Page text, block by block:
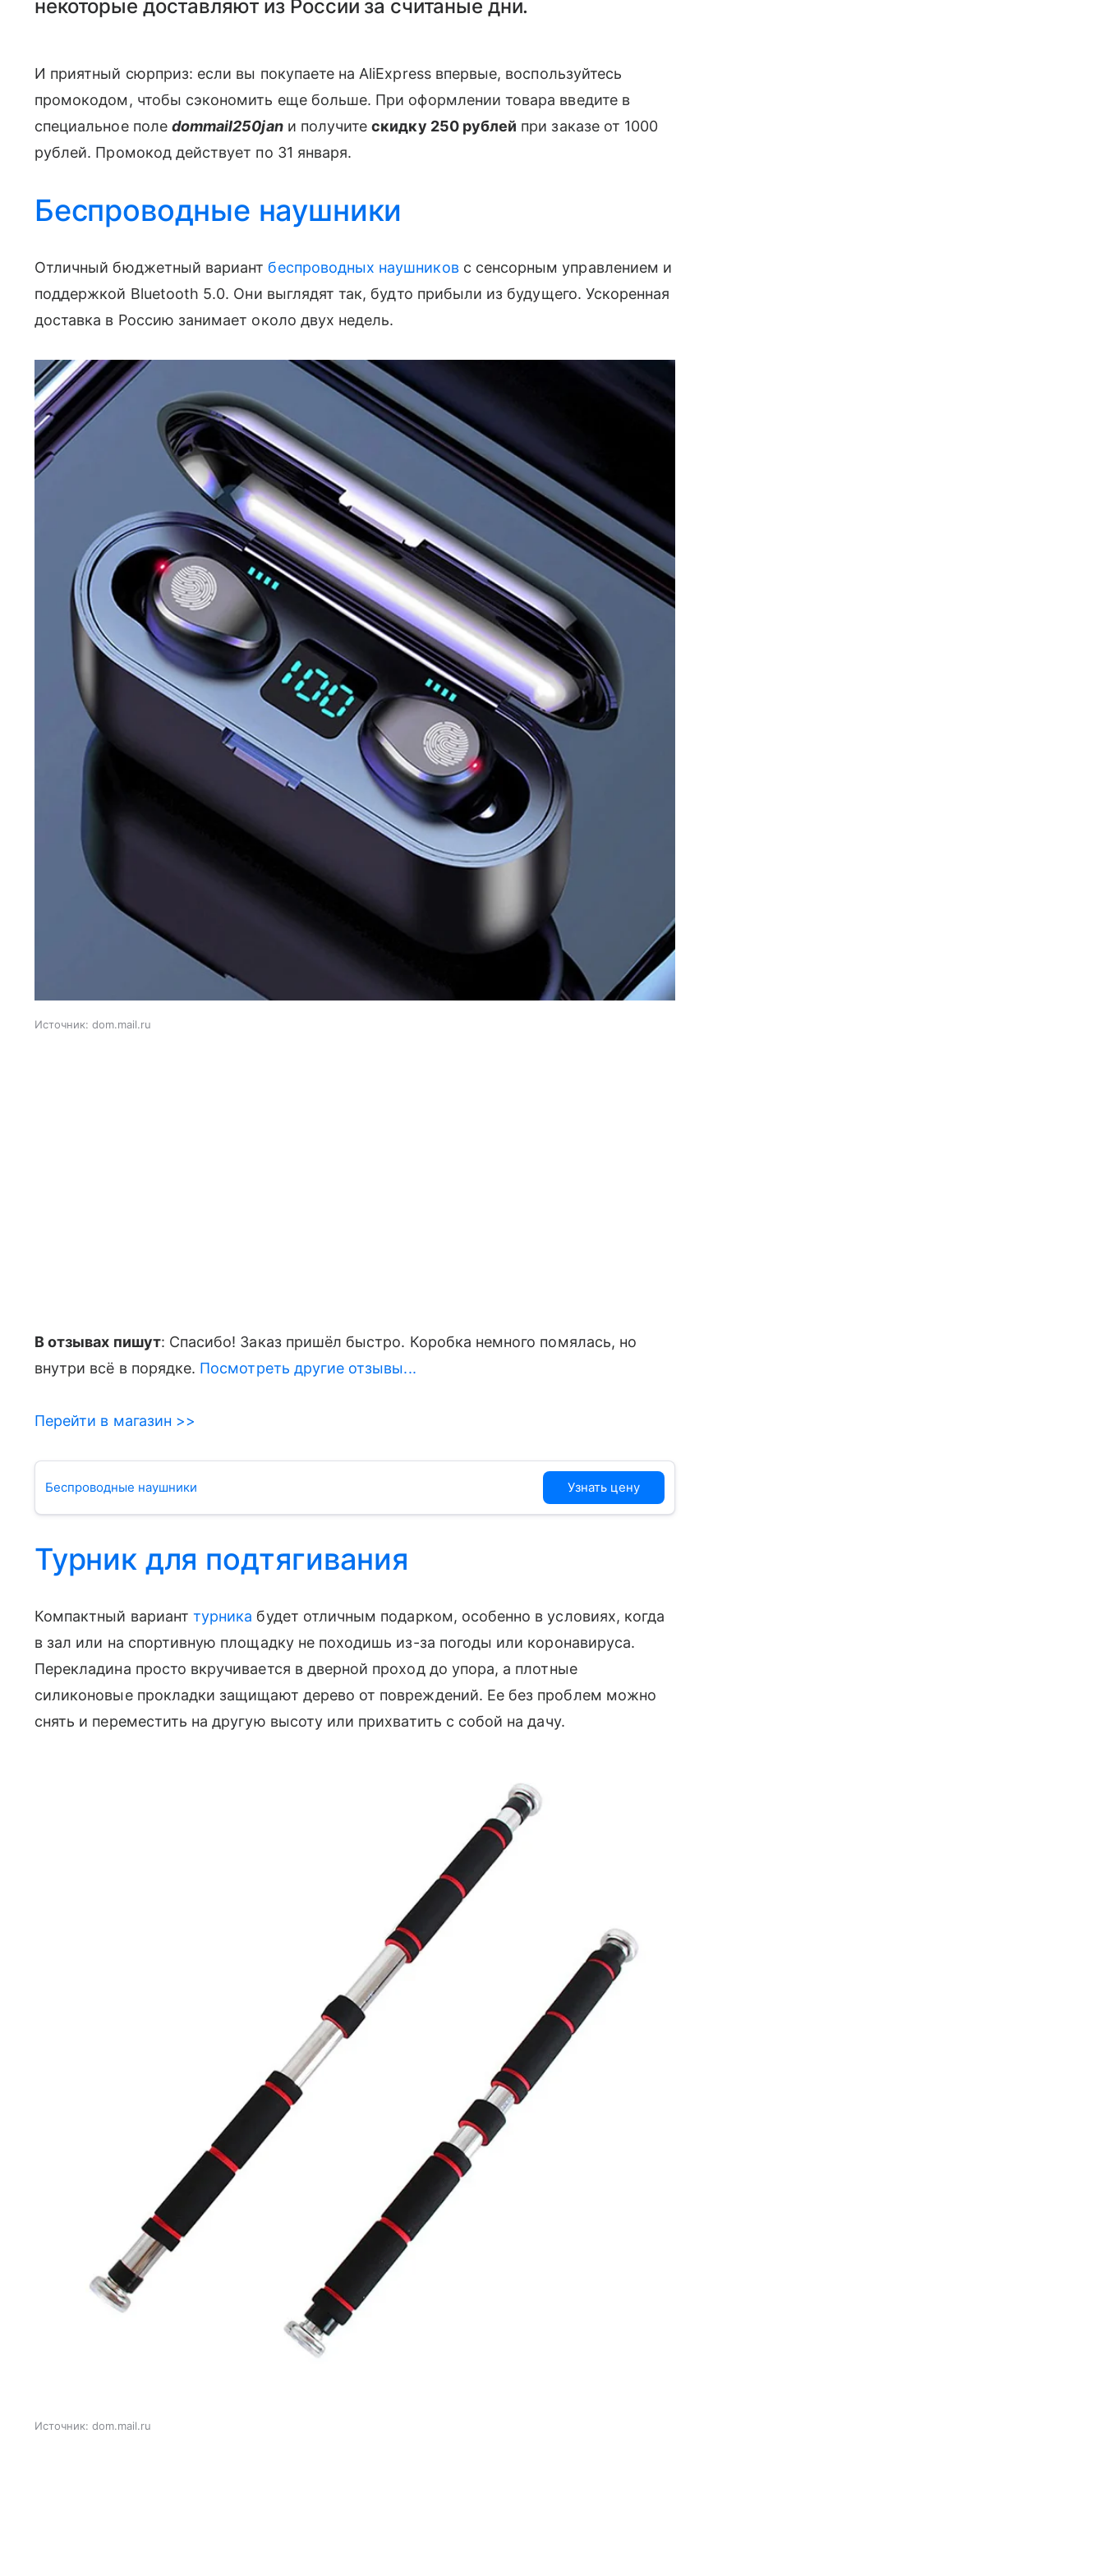
некоторые доставляют из России за считаные дни.
И приятный сюрприз: если вы покупаете на AliExpress впервые, воспользуйтесь
промокодом, чтобы сэкономить еще больше. При оформлении товара введите в
специальное поле dommail250janи получитескидку 250 рублей при заказе от 1000
рублей. Промокод действует по 31 января.
Беспроводные наушники
Отличный бюджетный вариант беспроводных наушниковс сенсорным управлением и
поддержкой Bluetooth 5.0. Они выглядят так, будто прибыли из будущего. Ускоренная
доставка в Россию занимает около двух недель.
Источник: dom.mail.ru
В отзывах пишут: Спасибо! Заказ пришёл быстро. Коробка немного помялась, но
внутри всё в порядке. Посмотреть другие отзывы...
Перейти в магазин >>
Беспроводные наушники Узнать цену
Турник для подтягивания
Компактный варианттурника будет отличным подарком, особенно в условиях, когда
в зал или на спортивную площадку не походишь из-за погоды или коронавируса.
Перекладина просто вкручивается в дверной проход до упора, а плотные
силиконовые прокладки защищают дерево от повреждений. Ее без проблем можно
снять и переместить на другую высоту или прихватить с собой на дачу.
Источник: dom.mail.ru